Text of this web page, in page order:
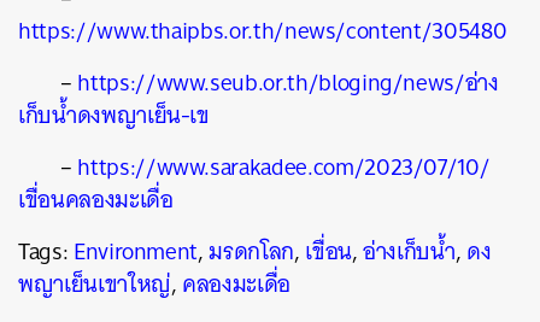
https://www.thaipbs.or.th/news/content/305480
–https://www.seub.or.th/bloging/news/อ่าง
เก็บน้ำดงพญาเย็น-เข
–https://www.sarakadee.com/2023/07/10/
เขื่อนคลองมะเดื่อ
Tags:Environment,มรดกโลก,เขื่อน,อ่างเก็บน้ำ,ดง
พญาเย็นเขาใหญ่,คลองมะเดื่อ